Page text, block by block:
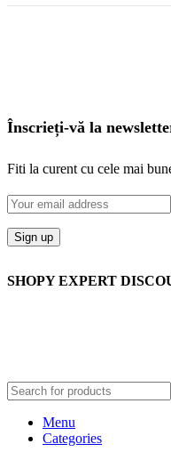
Înscrieți-vă la
Fiti la curent cu cele mai
SHOPY EXPERT
Menu
Categories